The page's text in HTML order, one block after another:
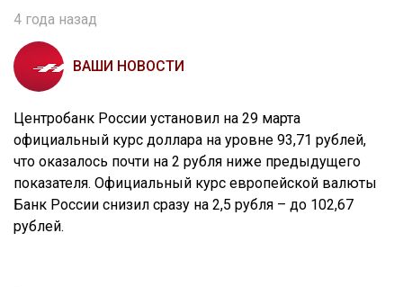
4 года назад
ВАШИ НОВОСТИ
Центробанк России установил на 29 марта
официальный курс доллара на уровне 93,71 рублей,
что оказалось почти на 2 рубля ниже предыдущего
показателя. Официальный курс европейской валюты
Банк России снизил сразу на 2,5 рубля – до 102,67
рублей.